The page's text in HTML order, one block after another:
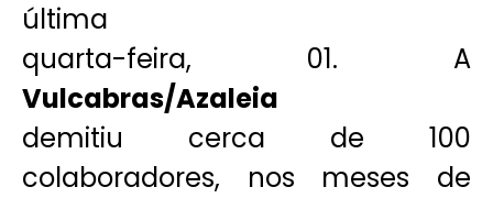
última
quarta-feira, 01. A
Vulcabras/Azaleia
demitiu cerca de 100
colaboradores, nos meses de